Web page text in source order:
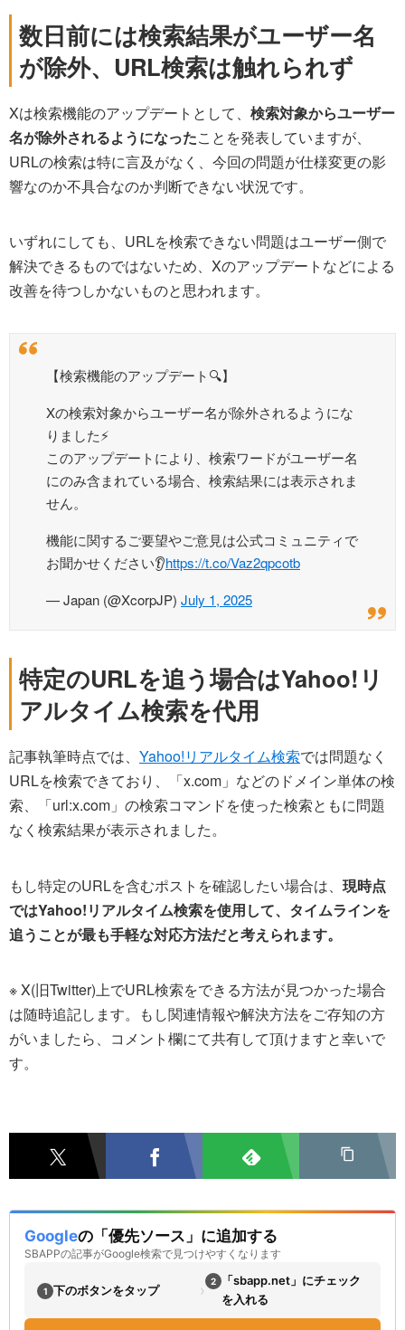
数日前には検索結果がユーザー名
が除外、URL検索は触れられず
Xは検索機能のアップデートとして、 検索対象からユーザー
名が除外されるようになったことを発表していますが、
URLの検索は特に言及がなく、今回の問題が仕様変更の影
響なのか不具合なのか判断できない状況です。
いずれにしても、URLを検索できない問題はユーザー側で
解決できるものではないため、Xのアップデートなどによる
改善を待つしかないものと思われます。
【検索機能のアップデート🔍️】
Xの検索対象からユーザー名が除外されるようにな
りました⚡️
このアップデートにより、検索ワードがユーザー名
にのみ含まれている場合、検索結果には表示されま
せん。
機能に関するご要望やご意見は公式コミュニティで
お聞かせください👂️https://t.co/Vaz2qpcotb
— Japan (@XcorpJP) July 1, 2025
特定のURLを追う場合はYahoo!リ
アルタイム検索を代用
記事執筆時点では、 Yahoo!リアルタイム検索では問題なく
URLを検索できており、「x.com」などのドメイン単体の検
索、「url:x.com」の検索コマンドを使った検索ともに問題
なく検索結果が表示されました。
もし特定のURLを含むポストを確認したい場合は、 現時点
ではYahoo!リアルタイム検索を使用して、タイムラインを
追うことが最も手軽な対応方法だと考えられます。
※ X(旧Twitter)上でURL検索をできる方法が見つかった場合
は随時追記します。もし関連情報や解決方法をご存知の方
がいましたら、コメント欄にて共有して頂けますと幸いで
す。
Googleの「優先ソース」に追加する
SBAPPの記事がGoogle検索で見つけやすくなります
1 下のボタンをタップ › 2
「sbapp.net」にチェック
を入れる